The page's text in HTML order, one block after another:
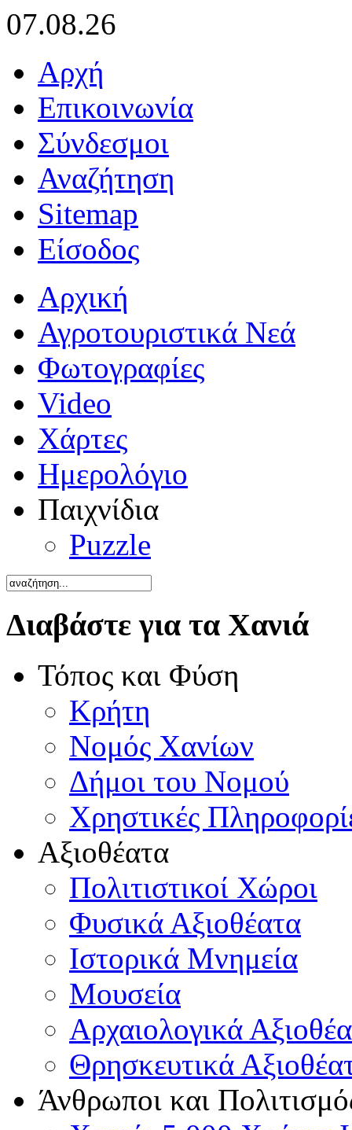
07.08.26
Αρχή
Επικοινωνία
Σύνδεσμοι
Αναζήτηση
Sitemap
Είσοδος
Αρχική
Αγροτουριστικά Νεά
Φωτογραφίες
Video
Χάρτες
Ημερολόγιο
Παιχνίδια
Puzzle
Διαβάστε για τα Χανιά
Τόπος και Φύση
Κρήτη
Νομός Χανίων
Δήμοι του Νομού
Χρηστικές
Αξιοθέατα
Πολιτιστικοί Χώροι
Φυσικά Αξιοθέατα
Ιστορικά Μνημεία
Μουσεία
Αρχαιολογικά
Θρησκευτικά
Άνθρωποι και